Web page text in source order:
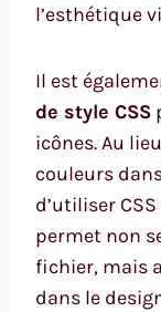
l’esthétique
Il est
de style CSS
icônes. Au
couleurs
d’utiliser
permet non
fichier, mais
dans le